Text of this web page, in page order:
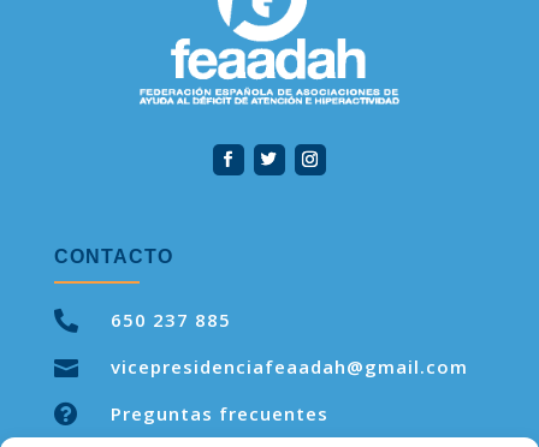
CONTACTO

650 237 885

vicepresidenciafeaadah@gmail.com
 Preguntas frecuentes